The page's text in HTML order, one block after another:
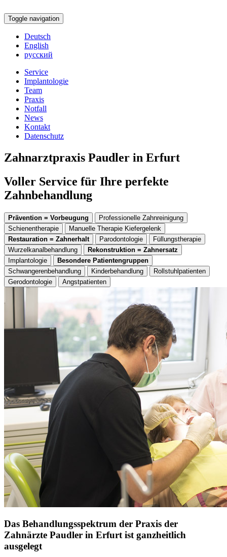
Toggle navigation
Deutsch
English
русский
Service
Implantologie
Team
Praxis
Notfall
News
Kontakt
Datenschutz
Zahnarztpraxis Paudler in Erfurt
Voller Service für Ihre perfekte
Zahnbehandlung
Prävention = Vorbeugung
Professionelle Zahnreinigung
Schienentherapie
Manuelle Therapie Kiefergelenk
Restauration = Zahnerhalt
Parodontologie
Füllungstherapie
Wurzelkanalbehandlung
Rekonstruktion = Zahnersatz
Implantologie
Besondere Patientengruppen
Schwangerenbehandlung
Kinderbehandlung
Rollstuhlpatienten
Gerodontologie
Angstpatienten
Das Behandlungsspektrum der Praxis der
Zahnärzte Paudler in Erfurt ist ganzheitlich
ausgelegt